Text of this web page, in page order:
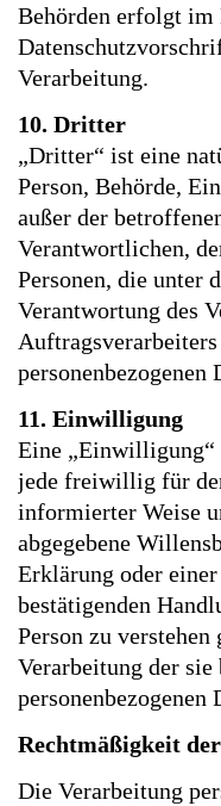
Behörden erfolgt im
Verarbeitung.
10. Dritter
„Dritter“ ist eine
Person, Behörde,
außer der
Verantwortlichen,
Personen, die unter
Verantwortung des
personenbezogenen
11. Einwilligung
Eine „Einwilligung“
jede freiwillig für
informierter Weise
abgegebene
Erklärung oder
bestätigenden
Person zu
Verarbeitung der sie
personenbezogenen
Rechtmäßigkeit
Die Verarbeitung